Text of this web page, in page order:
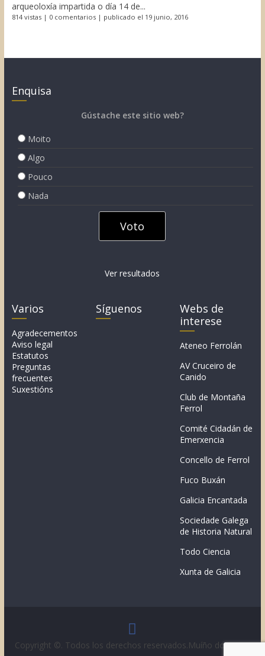
arqueoloxía impartida o día 14 de...
814 vistas| 0 comentarios| publicado el 19 junio, 2016
Enquisa
Gústache este sitio web?
Moito
Algo
Pouco
Nada
Ver resultados
Varios
Agradecementos
Aviso legal
Estatutos
Preguntas
frecuentes
Suxestións
Síguenos
Webs de
interese
Ateneo Ferrolán
AV Cruceiro de
Canido
Club de Montaña
Ferrol
Comité Cidadán de
Emerxencia
Concello de Ferrol
Fuco Buxán
Galicia Encantada
Sociedade Galega
de Historia Natural
Todo Ciencia
Xunta de Galicia